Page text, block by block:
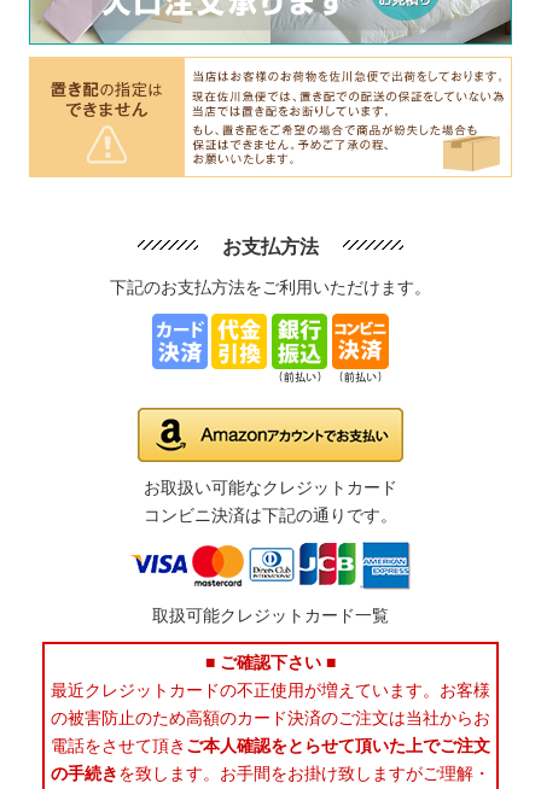
お支払方法
下記のお支払方法をご利用いただけます。
お取扱い可能なクレジットカード
コンビニ決済は下記の通りです。
取扱可能クレジットカード一覧
■ ご確認下さい ■
最近クレジットカードの不正使用が増えています。お客様
の被害防止のため高額のカード決済のご注文は当社からお
電話をさせて頂き ご本人確認をとらせて頂いた上でご注文
の手続きを致します。お手間をお掛け致しますがご理解・